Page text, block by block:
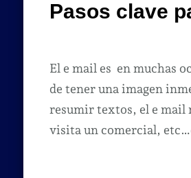
Pasos clave
El e mail es en muchas
de tener una imagen
resumir textos, el e mail
visita un comercial,